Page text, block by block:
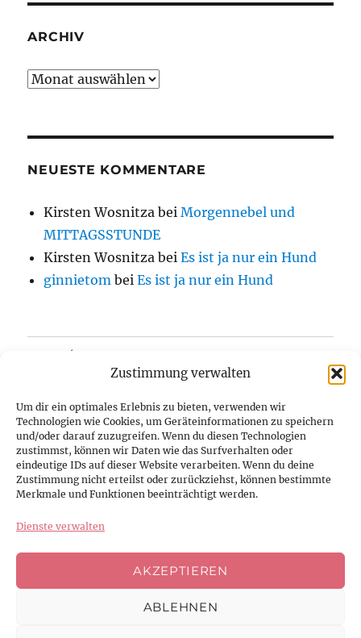
Zustimmung verwalten
Um dir ein optimales Erlebnis zu bieten, verwenden wir
Technologien wie Cookies, um Geräteinformationen zu speichern
und/oder darauf zuzugreifen. Wenn du diesen Technologien
zustimmst, können wir Daten wie das Surfverhalten oder
eindeutige IDs auf dieser Website verarbeiten. Wenn du deine
Zustimmung nicht erteilst oder zurückziehst, können bestimmte
Merkmale und Funktionen beeinträchtigt werden.
Dienste verwalten
AKZEPTIEREN
ABLEHNEN
ARCHIV
Archiv
NEUESTE KOMMENTARE
Kirsten Wosnitza beiMorgennebel und
MITTAGSSTUNDE
Kirsten Wosnitza beiEs ist ja nur ein Hund
ginnietom beiEs ist ja nur ein Hund
Kontakt
Datenschutzerklärung
Cookie-Richtlinie (EU)
Instagram
Youtube